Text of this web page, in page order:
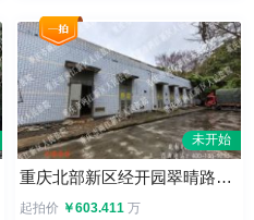
重庆北部新区经开园翠晴路2号第4-7幢及地上其他建筑物整体拍卖
起拍价 ￥603.411 万
未开始